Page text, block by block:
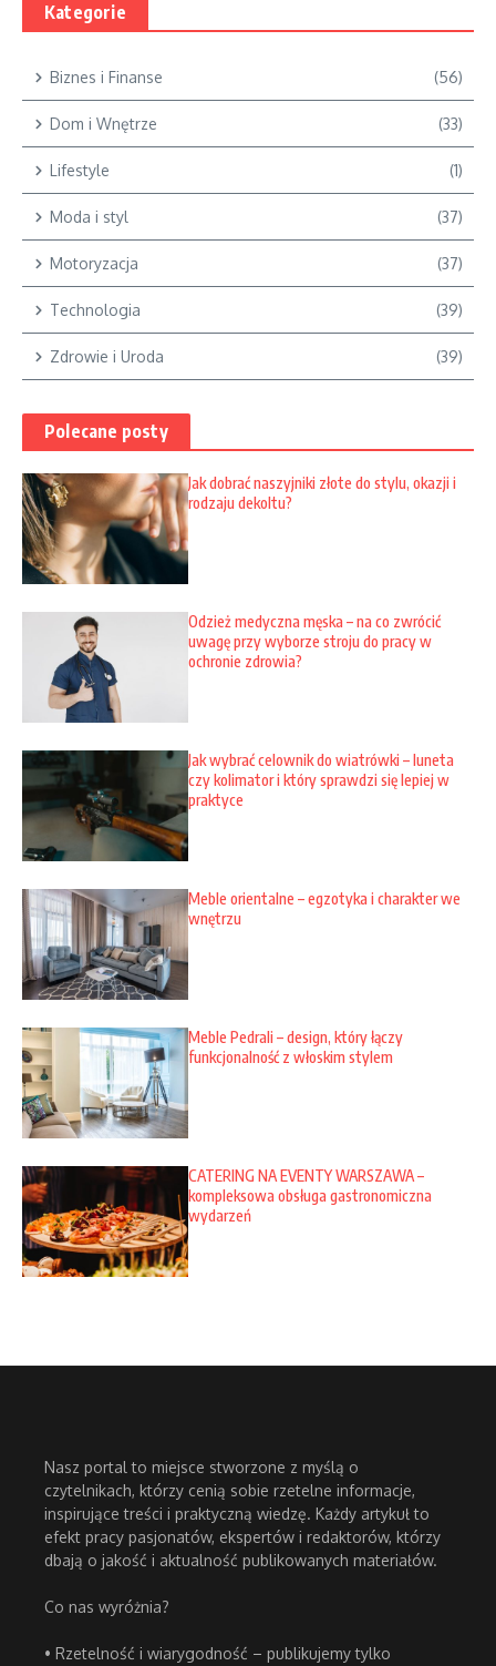
Kategorie
Biznes i Finanse (56)
Dom i Wnętrze (33)
Lifestyle (1)
Moda i styl (37)
Motoryzacja (37)
Technologia (39)
Zdrowie i Uroda (39)
Polecane posty
Jak dobrać naszyjniki złote do stylu, okazji i
rodzaju dekoltu?
Odzież medyczna męska – na co zwrócić
uwagę przy wyborze stroju do pracy w
ochronie zdrowia?
Jak wybrać celownik do wiatrówki – luneta
czy kolimator i który sprawdzi się lepiej w
praktyce
Meble orientalne – egzotyka i charakter we
wnętrzu
Meble Pedrali – design, który łączy
funkcjonalność z włoskim stylem
CATERING NA EVENTY WARSZAWA –
kompleksowa obsługa gastronomiczna
wydarzeń
Nasz portal to miejsce stworzone z myślą o
czytelnikach, którzy cenią sobie rzetelne informacje,
inspirujące treści i praktyczną wiedzę. Każdy artykuł to
efekt pracy pasjonatów, ekspertów i redaktorów, którzy
dbają o jakość i aktualność publikowanych materiałów.
Co nas wyróżnia?
• Rzetelność i wiarygodność – publikujemy tylko